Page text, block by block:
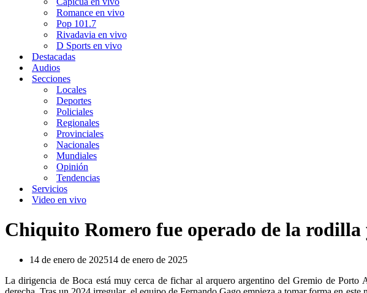
Romance en vivo
Pop 101.7
Rivadavia en vivo
D Sports en vivo
Destacadas
Audios
Secciones
Locales
Deportes
Policiales
Regionales
Provinciales
Nacionales
Mundiales
Opinión
Tendencias
Servicios
Video en vivo
Chiquito Romero fue operado de la rodilla
14 de enero de 202514 de enero de 2025
La dirigencia de Boca está muy cerca de fichar al arquero argentino del Gremio de